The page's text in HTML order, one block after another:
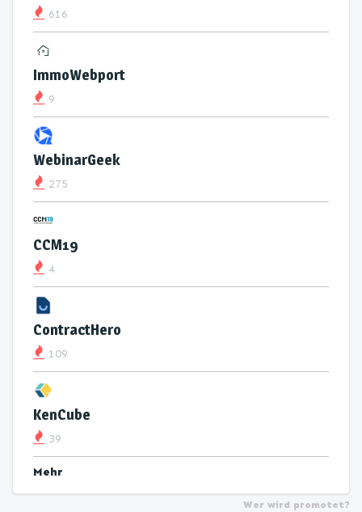
616
ImmoWebport
9
WebinarGeek
275
CCM19
4
ContractHero
109
KenCube
39
Mehr
Wer wird promotet?